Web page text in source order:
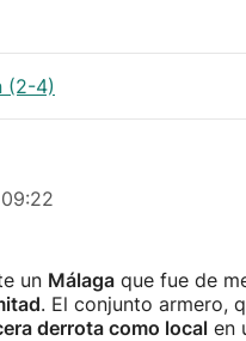
(2-4)
un Málaga que fue de
. El conjunto armero,
derrota como local en